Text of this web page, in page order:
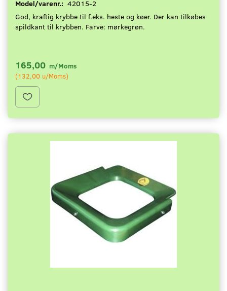
Model/varenr.: 42015-2
God, kraftig krybbe til f.eks. heste og køer. Der kan tilkøbes
spildkant til krybben. Farve: mørkegrøn.
165,00 m/Moms
(132,00 u/Moms)